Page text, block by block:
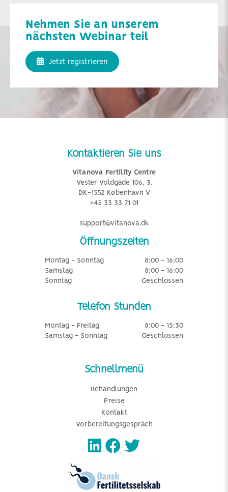
Nehmen Sie an unserem
nächsten Webinar teil
Jetzt registrieren
Kontaktieren Sie uns
Vitanova Fertility Centre
Vester Voldgade 106, 3.
DK-1552 København V
+45 33 33 71 01
support@vitanova.dk
Öffnungszeiten
Montag - Sonntag
8:00 - 16:00
Samstag
8:00 - 16:00
Sonntag
Geschlossen
Telefon Stunden
Montag - Freitag
8:00 - 15:30
Samstag - Sonntag
Geschlossen
Schnellmenü
Behandlungen
Preise
Kontakt
Vorbereitungsgespräch